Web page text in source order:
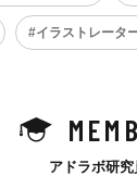
イラストレータ
アドラボ研究